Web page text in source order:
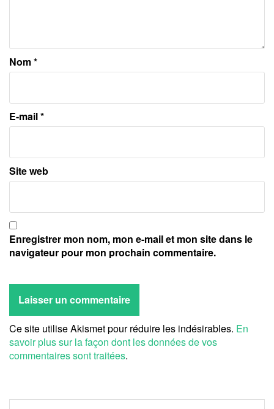
Nom*
E-mail*
Site web
Enregistrer mon nom, mon e-mail et mon site dans le
navigateur pour mon prochain commentaire.
Ce site utilise Akismet pour réduire les indésirables. En
savoir plus sur la façon dont les données de vos
commentaires sont traitées.